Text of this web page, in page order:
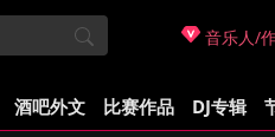
音乐人/
酒吧外文 比赛作品 DJ专辑